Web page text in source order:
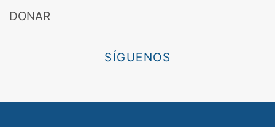
DONAR
SÍGUENOS